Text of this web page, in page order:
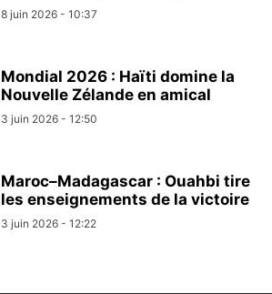
8 juin 2026 - 10:37
Mondial 2026 : Haïti domine la
Nouvelle Zélande en amical
3 juin 2026 - 12:50
Maroc–Madagascar : Ouahbi tire
les enseignements de la victoire
3 juin 2026 - 12:22